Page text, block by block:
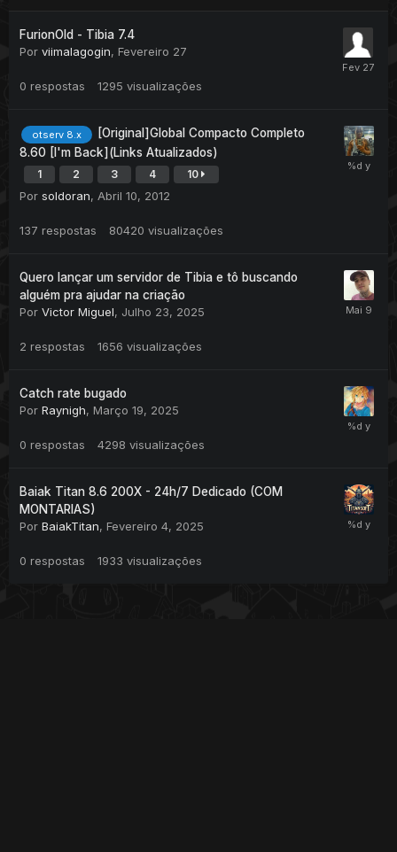
FurionOld - Tibia 7.4
Por viimalagogin, Fevereiro 27
0 respostas 1295 visualizações
otserv 8.x
[Original]Global Compacto Completo
8.60 [I'm Back](Links Atualizados)
1 2 3 4 10
Por soldoran, Abril 10, 2012
137 respostas 80420 visualizações
Quero lançar um servidor de Tibia e tô buscando
alguém pra ajudar na criação
Por Victor Miguel, Julho 23, 2025
2 respostas 1656 visualizações
Catch rate bugado
Por Raynigh, Março 19, 2025
0 respostas 4298 visualizações
Baiak Titan 8.6 200X - 24h/7 Dedicado (COM
MONTARIAS)
Por BaiakTitan, Fevereiro 4, 2025
0 respostas 1933 visualizações